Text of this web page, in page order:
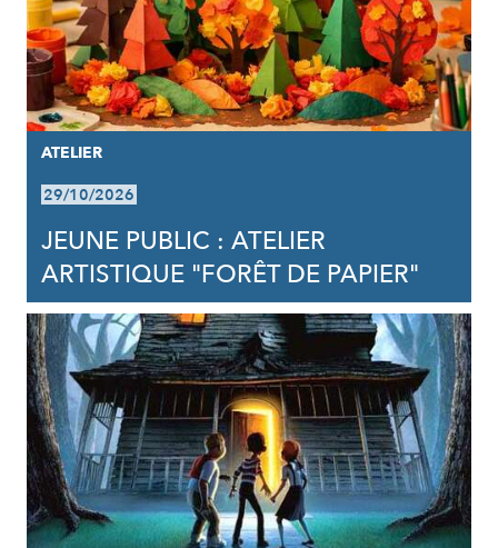
ATELIER
29/10/2026
JEUNE PUBLIC : ATELIER
ARTISTIQUE "FORÊT DE PAPIER"